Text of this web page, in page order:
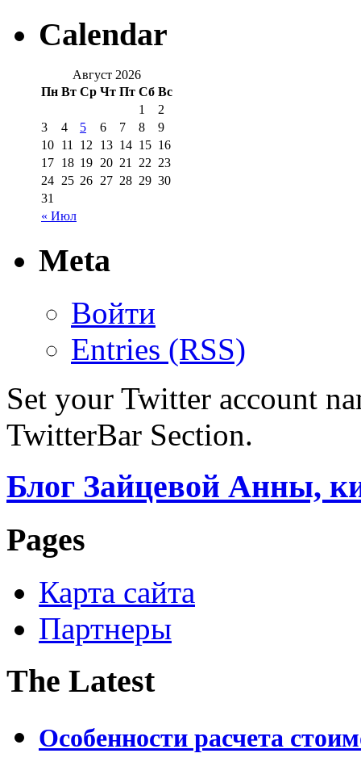
Calendar
Август 2026
Пн Вт Ср Чт Пт Сб Вс
« Июл
1
2
3
4 5 6 7 8
9
10 11 12 13 14 15 16
17 18 19 20 21 22 23
24 25 26 27 28 29 30
31
Meta
Войти
Entries (RSS)
Set your Twitter account
TwitterBar Section.
Блог Зайцевой Анны,
Pages
Карта сайта
Партнеры
The Latest
Особенности расчета